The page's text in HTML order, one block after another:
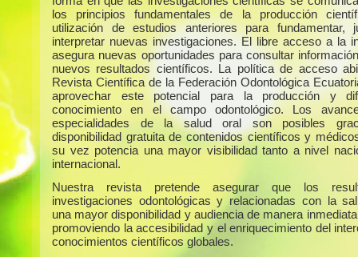
los principios fundamentales de la producción
utilización de estudios anteriores para fundamentar,
interpretar nuevas investigaciones. El libre acceso a la
asegura nuevas oportunidades para consultar
nuevos resultados científicos. La política de acceso
Revista Científica de la Federación Odontológica
aprovechar este potencial para la producción y
conocimiento en el campo odontológico. Los
especialidades de la salud oral son posibles
disponibilidad gratuita de contenidos científicos y
su vez potencia una mayor visibilidad tanto a nivel
internacional.
Nuestra revista pretende asegurar que los
investigaciones odontológicas y relacionadas con la
una mayor disponibilidad y audiencia de manera
promoviendo la accesibilidad y el enriquecimiento del
conocimientos científicos globales.